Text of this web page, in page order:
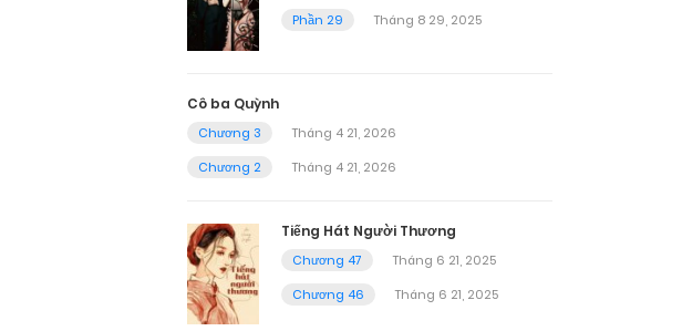
Phần 29
Tháng 8 29, 2025
Cô ba Quỳnh
Chương 3
Tháng 4 21, 2026
Chương 2
Tháng 4 21, 2026
Tiếng Hát Người Thương
Chương 47
Tháng 6 21, 2025
Chương 46
Tháng 6 21, 2025